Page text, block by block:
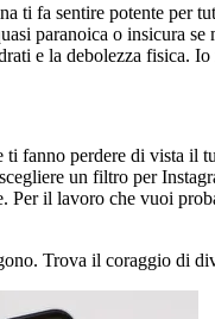
ti fa sentire potente per
paranoica o insicura se
e la debolezza fisica.
fanno perdere di vista il
un filtro per
Per il lavoro che vuoi
Trova il coraggio di